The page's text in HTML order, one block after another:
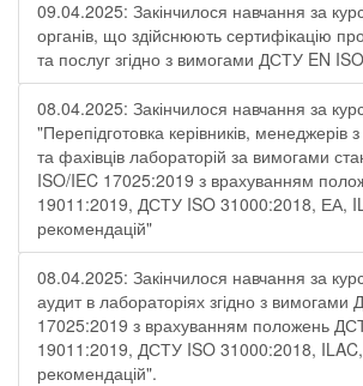
09.04.2025: Закінчилося навчання за
органів, що здійснюють сертифікацію
та послуг згідно з вимогами ДСТУ EN
08.04.2025: Закінчилося навчання за
"Перепідготовка керівників, менеджерів з
та фахівців лабораторій за вимогами
ISO/IEC 17025:2019 з врахуванням
19011:2019, ДСТУ ISO 31000:2018, ЕА,
рекомендацій"
08.04.2025: Закінчилося навчання за
аудит в лабораторіях згідно з
17025:2019 з врахуванням положень
19011:2019, ДСТУ ISO 31000:2018,
рекомендацій".